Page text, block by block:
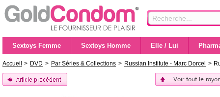
Sextoys Femme Sextoys Homme Elle / Lui
Accueil > DVD > Par Séries & Collections > Russian Institute - Marc Dorcel >
Voir tout le